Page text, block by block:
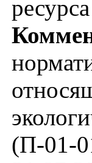
ресурса
(П-01-